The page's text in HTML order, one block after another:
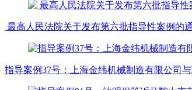
最高人民法院关于发布第六批指导性案例的
指导案例37号：上海金纬机械制造有限公司